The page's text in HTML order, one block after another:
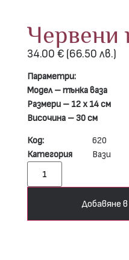
Червени
34.00 € (66.50 лв.)
Параметри:
Модел – тънка ваза
Размери – 12 х 14 см
Височина – 30 см
Код:
620
Категория
Вази
Добавяне